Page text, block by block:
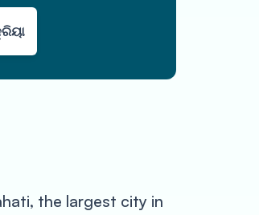
the largest city in